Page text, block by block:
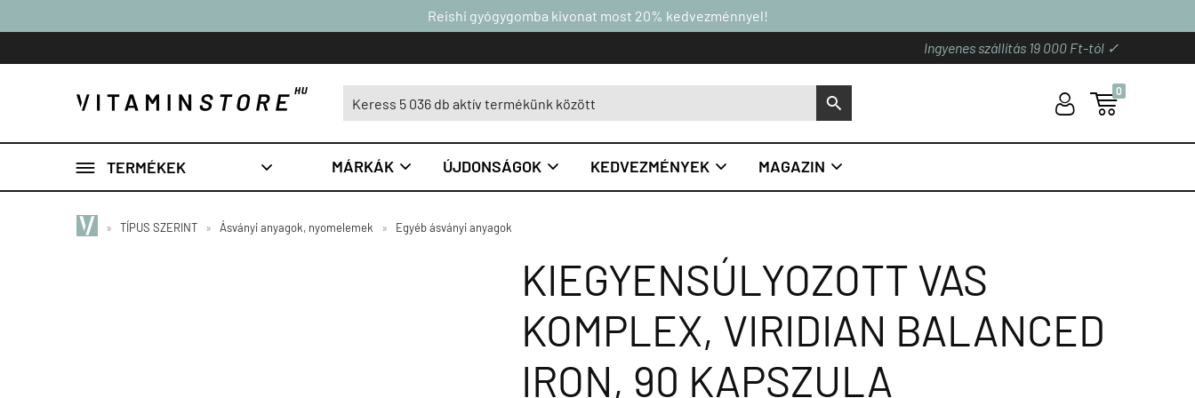
Reishi gyógygomba kivonat most 20% kedvezménnyel!
Ingyenes szállítás 19 000 Ft-tól ✓
S U 
0
 TERMÉKEK  MÁRKÁK  ÚJDONSÁGOK  KEDVEZMÉNYEK  MAGAZIN 
» TÍPUS SZERINT » Ásványi anyagok, nyomelemek » Egyéb ásványi anyagok
KIEGYENSÚLYOZOTT VAS
KOMPLEX, VIRIDIAN BALANCED
IRON, 90 KAPSZULA